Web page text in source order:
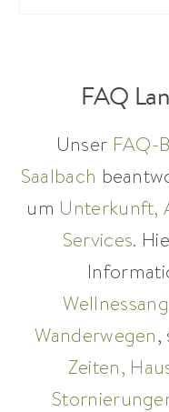
FAQ
Unser FAQ-
Saalbach
um Unterkunft,
Services.
Wanderwegen,
Zeiten,